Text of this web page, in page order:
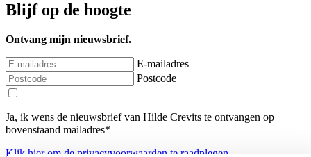
Blijf op de hoogte
Ontvang mijn nieuwsbrief.
E-mailadres
Postcode
Ja, ik wens de nieuwsbrief van Hilde Crevits te ontvangen op
bovenstaand mailadres*
Klik hierom de privacyvoorwaarden te raadplegen